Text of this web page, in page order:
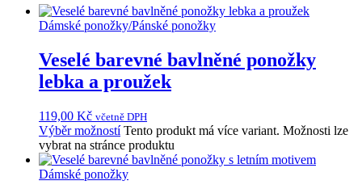
Dámské ponožky/Pánské ponožky
Veselé barevné bavlněné ponožky
lebka a proužek
119,00 Kč včetně DPH
Výběr možností Tento produkt má více variant. Možnosti lze
vybrat na stránce produktu
Dámské ponožky